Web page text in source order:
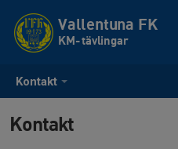
Kontakt
Vallentuna FK
KM- tävlingar
Kontakt